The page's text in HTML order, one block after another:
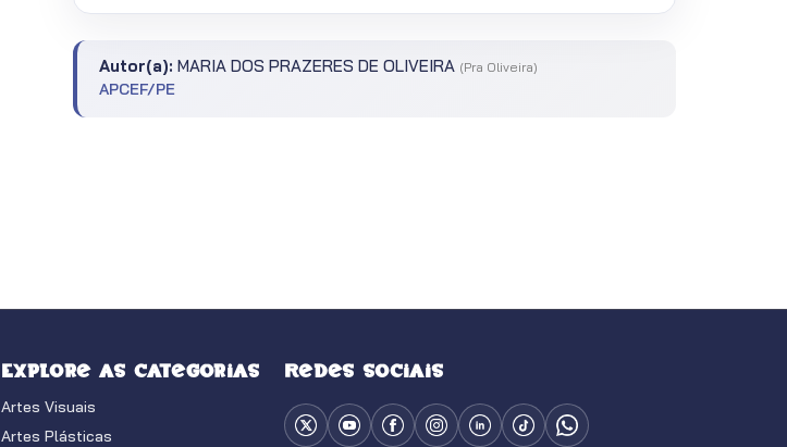
fotos. Pena que muitas não se encaixam no regulamento…
Autor(a): MARIA DOS PRAZERES DE OLIVEIRA (Pra Oliveira)
APCEF/PE
Explore as categorias
Artes Visuais
Artes Plásticas
Redes sociais